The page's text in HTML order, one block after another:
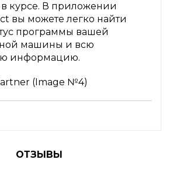
курсе. В приложении
вы можете легко найти
программы вашей
машины и всю
информацию.
ОТЗЫВЫ